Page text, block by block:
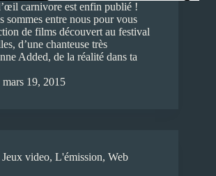
carnivore est enfin publié !
sommes entre nous pour vous
de films découvert au festival
d’une chanteuse très
Added, de la réalité dans ta
mars 19, 2015
Jeux video, L'émission, Web